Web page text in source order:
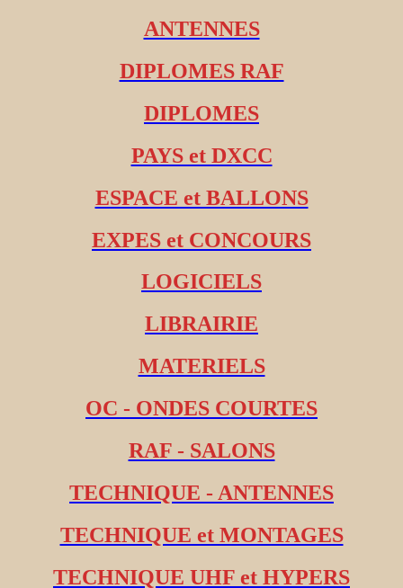
ANTENNES
DIPLOMES RAF
DIPLOMES
PAYS et DXCC
ESPACE et BALLONS
EXPES et CONCOURS
LOGICIELS
LIBRAIRIE
MATERIELS
OC - ONDES COURTES
RAF - SALONS
TECHNIQUE - ANTENNES
TECHNIQUE et MONTAGES
TECHNIQUE UHF et HYPERS